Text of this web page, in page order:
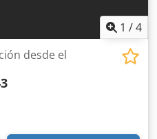
1 /4
desde el